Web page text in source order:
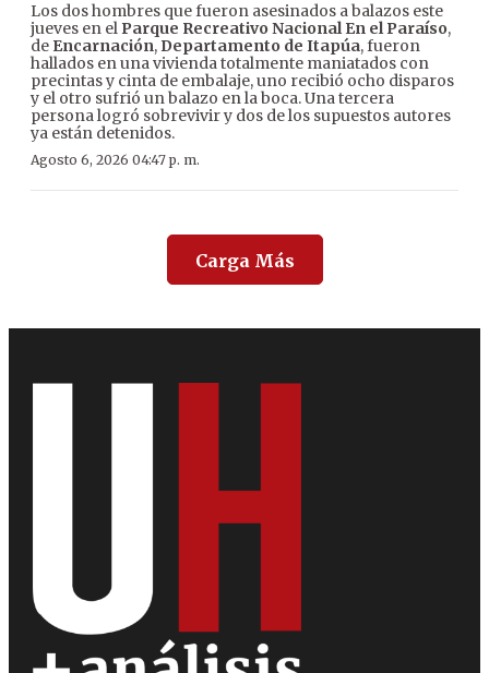
Los dos hombres que fueron asesinados a balazos este
jueves en el Parque Recreativo Nacional En el Paraíso,
de Encarnación, Departamento de Itapúa, fueron
hallados en una vivienda totalmente maniatados con
precintas y cinta de embalaje, uno recibió ocho disparos
y el otro sufrió un balazo en la boca. Una tercera
persona logró sobrevivir y dos de los supuestos autores
ya están detenidos.
Agosto 6, 2026 04:47 p. m.
Carga Más